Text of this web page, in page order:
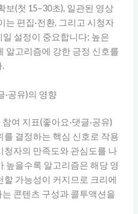
보(첫 15–30초), 일관된 영상
는 편집·전환, 그리고 시청자
설정이 중요합니다; 높은
알고리즘에 강한 긍정 신호를
.
·공유)의 영향
여 지표(좋아요·댓글·공유)
결정하는 핵심 신호로 작용
청자의 만족도와 관심도를 나
높을수록 알고리즘은 해당 영
가능성이 커지므로 크리에
콘텐츠 구성과 콜투액션을